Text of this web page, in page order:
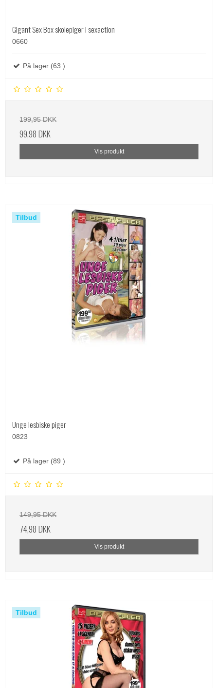
Gigant Sex Box skolepiger i sexaction
0660
På lager (63 )
199,95 DKK
99,98 DKK
Vis produkt
Tilbud
Unge lesbiske piger
0823
På lager (89 )
149,95 DKK
74,98 DKK
Vis produkt
Tilbud